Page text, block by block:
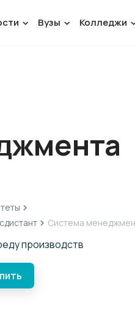
Вузы Колледжи
Система
производств